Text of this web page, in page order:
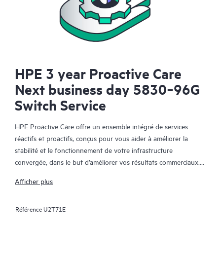
HPE 3 year Proactive Care
Next business day 5830‑96G
Switch Service
HPE Proactive Care offre un ensemble intégré de services
réactifs et proactifs, conçus pour vous aider à améliorer la
stabilité et le fonctionnement de votre infrastructure
convergée, dans le but d’améliorer vos résultats commerciaux.
nombreux composants ont besoin de fonctionner ensemble
pour prendre en charge les appareils dans ces environnements,
Afficher plus
RéférenceU2T71E